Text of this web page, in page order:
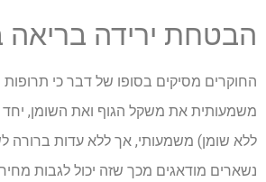
הבטחת ירידה
נשארים מודאגים מכך שזה יכול לגבות